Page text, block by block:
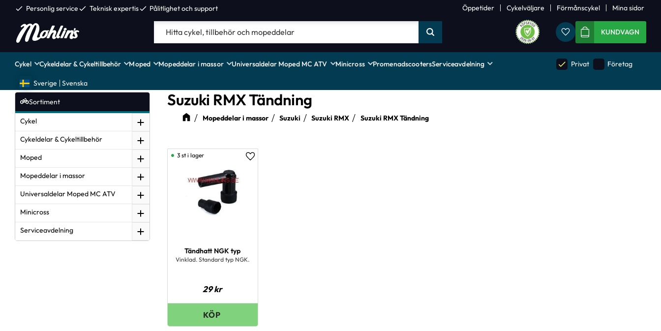
check Personlig servicecheck Teknisk expertischeck Pålitlighet och support Öppetider Cykelväljare Förmånscykel Mina sidor
FavoriterKUNDVAGN
Cykel Cykeldelar & Cykeltillbehör Moped Mopeddelar i massor Universaldelar Moped MC ATV Minicross PromenadscootersServiceavdelning done Privat Företag
Sverige Svenska
Suzuki RMX Tändning
Mopeddelar i massor Suzuki Suzuki RMX Suzuki RMX Tändning
Tändhatt NGK typ
Vinklad. Standard typ NGK.
29kr
Lägg till i favoriter
3 st i lager
Sortiment
Cykel
Cykeldelar & Cykeltillbehör
Moped
Mopeddelar i massor
Universaldelar Moped MC ATV
Minicross
Serviceavdelning